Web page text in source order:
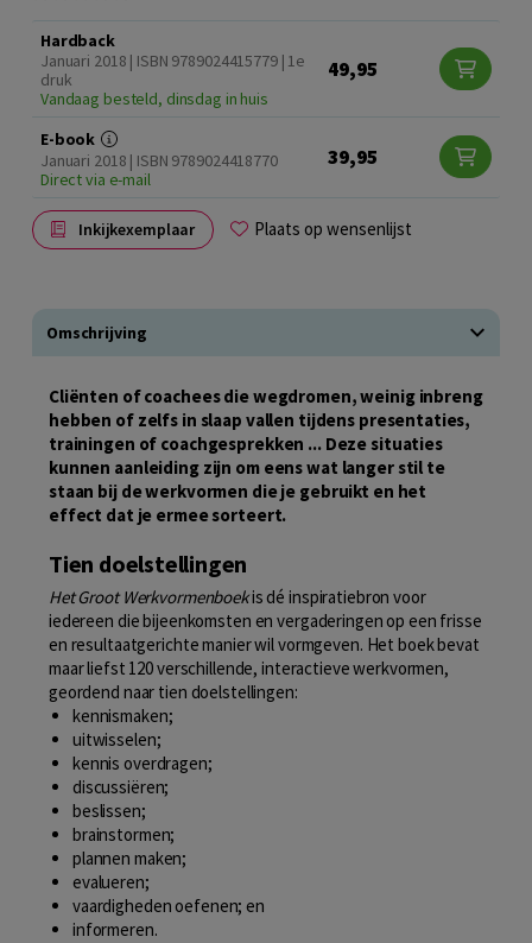
Hardback
Januari 2018 | ISBN 9789024415779 | 1e
druk
Vandaag besteld, dinsdag in huis
49,95
E-book
Januari 2018 | ISBN 9789024418770
Direct via e-mail
39,95
Inkijkexemplaar Plaats op wensenlijst
Omschrijving
Cliënten of coachees die wegdromen, weinig inbreng
hebben of zelfs in slaap vallen tijdens presentaties,
trainingen of coachgesprekken ... Deze situaties
kunnen aanleiding zijn om eens wat langer stil te
staan bij de werkvormen die je gebruikt en het
effect dat je ermee sorteert.
Tien doelstellingen
Het Groot Werkvormenboekis dé inspiratiebron voor
iedereen die bijeenkomsten en vergaderingen op een frisse
en resultaatgerichte manier wil vormgeven. Het boek bevat
maar liefst 120 verschillende, interactieve werkvormen,
geordend naar tien doelstellingen:
kennismaken;
uitwisselen;
kennis overdragen;
discussiëren;
beslissen;
brainstormen;
plannen maken;
evalueren;
vaardigheden oefenen; en
informeren.